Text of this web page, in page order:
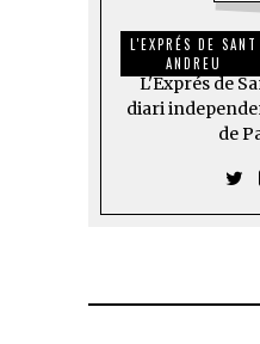
L'EXPRÉS DE SANT
ANDREU
L'Exprés de
diari
de